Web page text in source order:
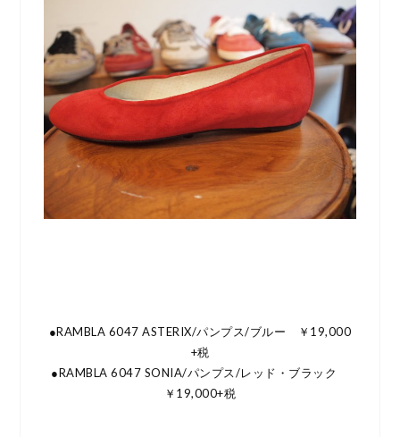
●RAMBLA 6047 ASTERIX/パンプス/ブルー ￥19,000
+税
●RAMBLA 6047 SONIA/パンプス/レッド・ブラック
￥19,000+税